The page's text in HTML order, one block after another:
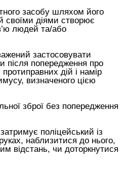
засобу шляхом його
своїми діями створює
людей та/або
застосовувати
після попередження про
дій і намір
визначеного цією
зброї без попередження
поліцейський із
наблизитися до нього,
відстань, чи доторкнутися